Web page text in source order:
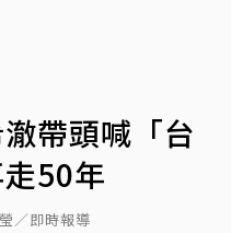
帶頭喊「台
50年
／即時報導